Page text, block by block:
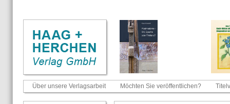
Über unsere Verlagsarbeit Möchten Sie veröffentlichen?